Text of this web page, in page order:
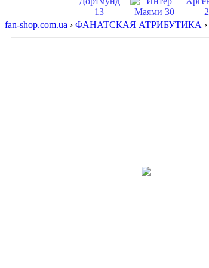
fan-shop.com.ua › ФАНАТСКАЯ АТРИБУТИКА ›